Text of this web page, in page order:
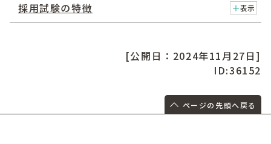
採用試験の特徴 表示
[公開日：2024年11月27日]
ID:36152
ページの先頭へ戻る